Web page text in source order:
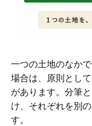
一つの土地のなか
場合は、原則とし
があります。分筆
け、それぞれを別
す。